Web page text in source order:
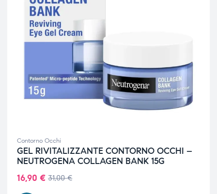
Contorno Occhi
GEL RIVITALIZZANTE CONTORNO OCCHI –
NEUTROGENA COLLAGEN BANK 15G
31,00€
16,90 €